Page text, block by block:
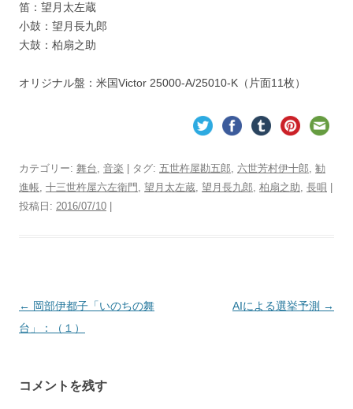
笛：望月太左蔵
小鼓：望月長九郎
大鼓：柏扇之助
オリジナル盤：米国Victor 25000-A/25010-K（片面11枚）
カテゴリー: 舞台, 音楽 | タグ: 五世杵屋勘五郎, 六世芳村伊十郎, 勧
進帳, 十三世杵屋六左衛門 , 望月太左蔵, 望月長九郎, 柏扇之助, 長唄
投稿日: 2016/07/10
投
稿
ゲ
← 岡部伊都子「いのちの舞
台」：（１）
AIによる選挙予測 →
コメントを残す